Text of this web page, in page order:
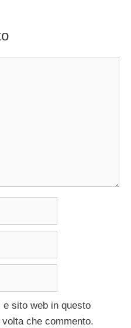
sito web in questo
che commento.